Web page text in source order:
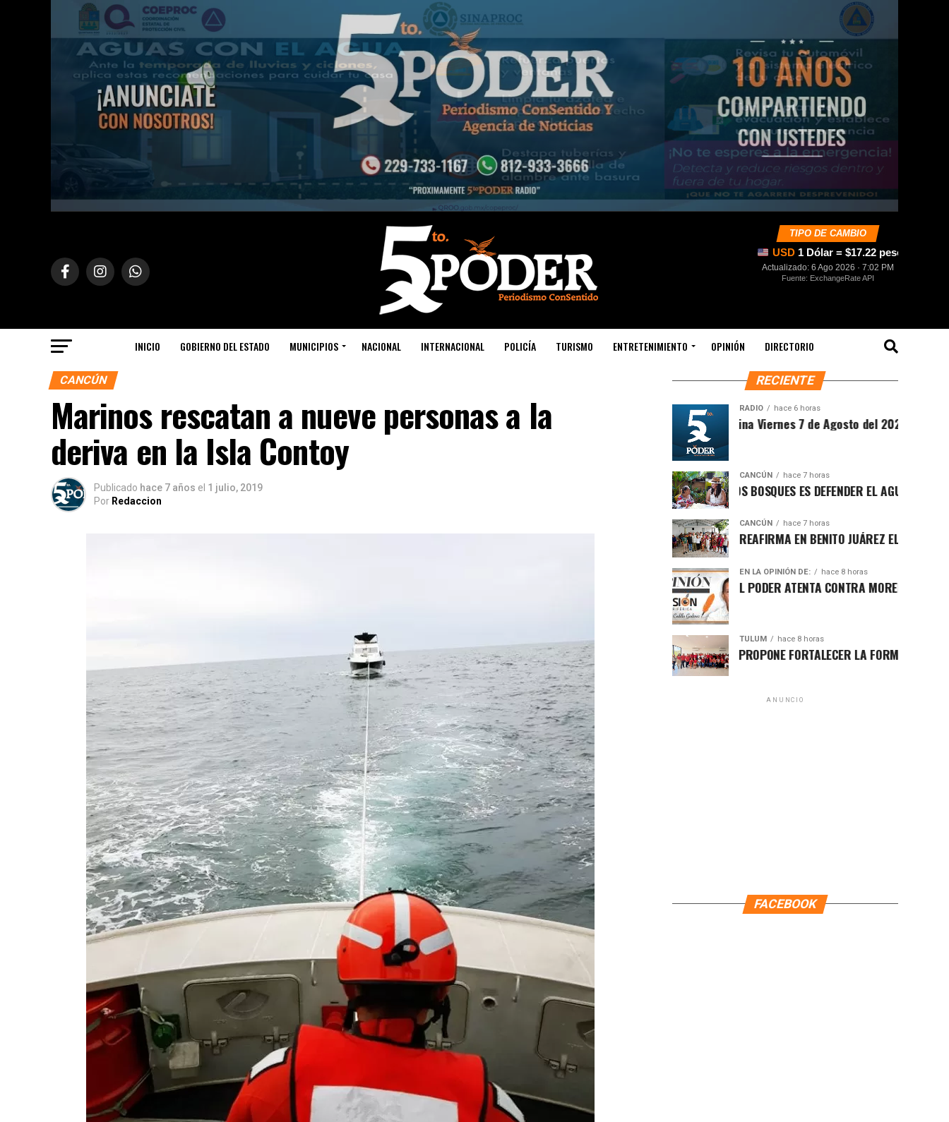
TIPO DE CAMBIO
USD 1 Dólar = $17.22 pesos
Actualizado: 6 Ago 2026 · 7:02 PM
Fuente: ExchangeRate API
INICIO GOBIERNO DEL ESTADO MUNICIPIOS NACIONAL INTERNACIONAL POLICÍA TURISMO ENTRETENIMIENTO OPINIÓN DIRECTORIO
CANCÚN
Marinos rescatan a nueve personas a la
deriva en la Isla Contoy
Publicado hace 7 años el 1 julio, 2019
Por Redaccion
RECIENTE
RADIO hace 6 horas
Sintesis Matutina Viernes 7 de Agosto del 2026
CANCÚN hace 7 horas
PROTEGER LOS BOSQUES ES DEFENDER EL AGUA Y EL FUTURO
CANCÚN hace 7 horas
RAFA MARÍN REAFIRMA EN BENITO JUÁREZ EL LLAMADO A
EN LA OPINIÓN DE: hace 8 horas
LUCHA POR EL PODER ATENTA CONTRA MORENA EN Q.ROO
TULUM hace 8 horas
HUGO ALDAY PROPONE FORTALECER LA FORMACIÓN
ANUNCIO
FACEBOOK